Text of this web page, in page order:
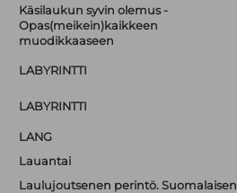
Käsilaukun syvin olemus -
Opas(meikein)kaikkeen
muodikkaaseen
LABYRINTTI
LABYRINTTI
LANG
Lauantai
Laulujoutsenen perintö. Suomalaisen